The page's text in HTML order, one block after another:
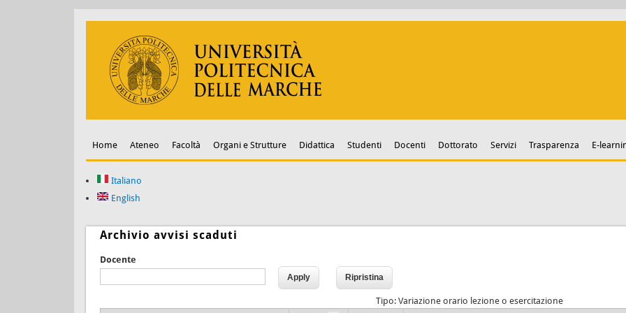
Home Ateneo Facoltà Organi e Strutture Didattica Studenti Docenti Dottorato Servizi Trasparenza E-
Italiano
English
Archivio avvisi scaduti
Docente
Tipo: Variazione orario lezione o esercitazione